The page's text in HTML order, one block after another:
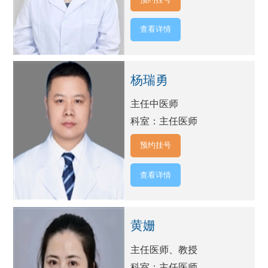
查看详情
杨瑞勇
主任中医师
科室：主任医师
预约挂号
查看详情
黄姗
主任医师、教授